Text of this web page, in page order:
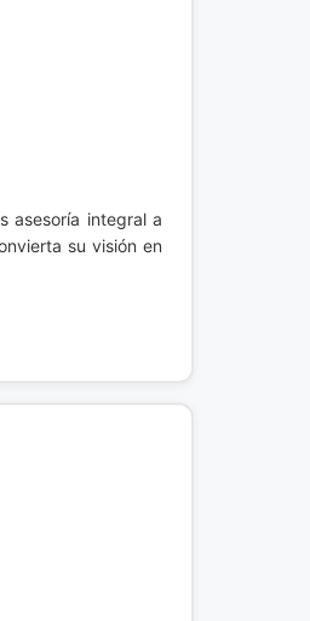
asesoría integral a
su visión en